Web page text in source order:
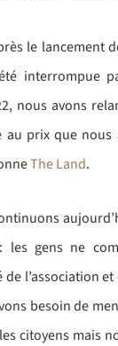
le lancement
interrompue
nous avons
au prix que nous
The Land.
gens ne
l’association
besoin de
citoyens mais